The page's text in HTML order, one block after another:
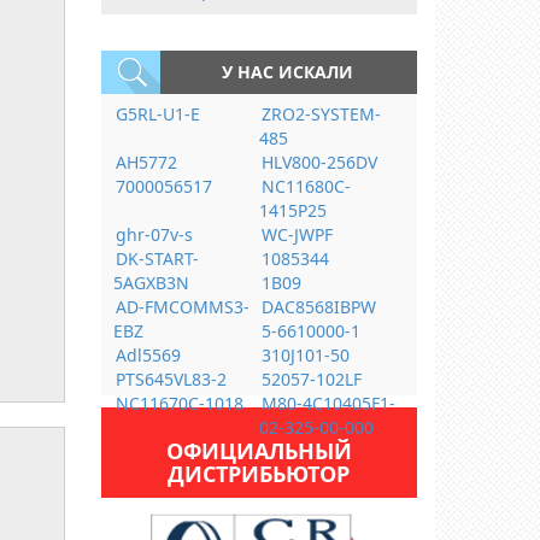
У НАС ИСКАЛИ
G5RL-U1-E
ZRO2-SYSTEM-
485
AH5772
HLV800-256DV
7000056517
NC11680C-
1415P25
ghr-07v-s
WC-JWPF
DK-START-
5AGXB3N
1085344
1B09
AD-FMCOMMS3-
EBZ
DAC8568IBPW
5-6610000-1
Adl5569
310J101-50
PTS645VL83-2
52057-102LF
NC11670C-1018
M80-4C10405F1-
02-325-00-000
ОФИЦИАЛЬНЫЙ
ДИСТРИБЬЮТОР